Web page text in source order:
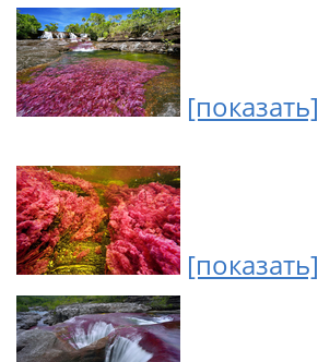
[показать]
[показать]